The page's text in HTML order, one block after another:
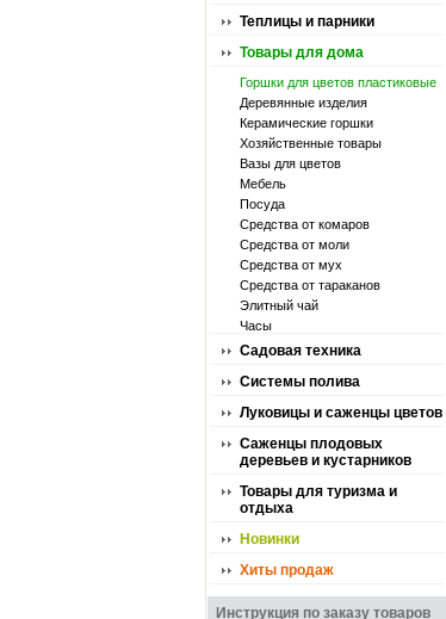
Теплицы и парники
Товары для дома
Горшки для цветов пластиковые
Деревянные изделия
Керамические горшки
Хозяйственные товары
Вазы для цветов
Мебель
Посуда
Средства от комаров
Средства от моли
Средства от мух
Средства от тараканов
Элитный чай
Часы
Садовая техника
Системы полива
Луковицы и саженцы цветов
Саженцы плодовых
деревьев и кустарников
Товары для туризма и
отдыха
Новинки
Хиты продаж
Инструкция по заказу товаров